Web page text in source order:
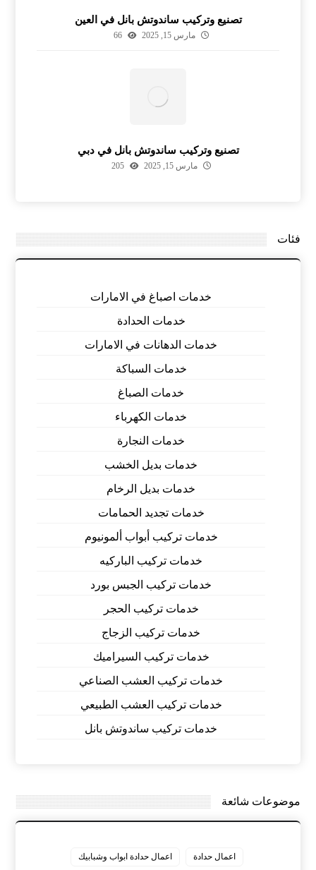
تصنيع وتركيب ساندوتش بانل في العين
مارس 15, 2025 66
تصنيع وتركيب ساندوتش بانل في دبي
مارس 15, 2025 205
فئات
خدمات اصباغ في الامارات
خدمات الحدادة
خدمات الدهانات في الامارات
خدمات السباكة
خدمات الصباغ
خدمات الكهرباء
خدمات النجارة
خدمات بديل الخشب
خدمات بديل الرخام
خدمات تجديد الحمامات
خدمات تركيب أبواب ألمونيوم
خدمات تركيب الباركيه
خدمات تركيب الجبس بورد
خدمات تركيب الحجر
خدمات تركيب الزجاج
خدمات تركيب السيراميك
خدمات تركيب العشب الصناعي
خدمات تركيب العشب الطبيعي
خدمات تركيب ساندوتش بانل
موضوعات شائعة
اعمال حدادة اعمال حدادة ابواب وشبابيك